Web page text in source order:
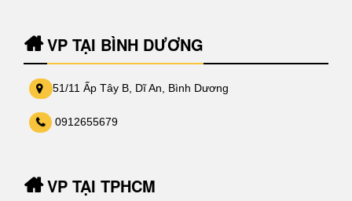
VP TẠI BÌNH DƯƠNG
51/11 Ấp Tây B, Dĩ An, Bình Dương
0912655679
VP TẠI TPHCM